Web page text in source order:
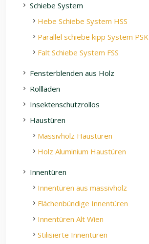
Schiebe System
Hebe Schiebe System HSS
Parallel schiebe kipp System PSK
Falt Schiebe System FSS
Fensterblenden aus Holz
Rollläden
Insektenschutzrollos
Haustüren
Massivholz Haustüren
Holz Aluminium Haustüren
Innentüren
Innentüren aus massivholz
Flächenbündige Innentüren
Innentüren Alt Wien
Stilisierte Innentüren